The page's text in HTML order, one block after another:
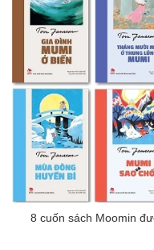
8 cuốn sách Moomin